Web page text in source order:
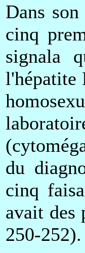
Dans
cinq
signala
l'hépatite
du
cinq
avait des
250-252).